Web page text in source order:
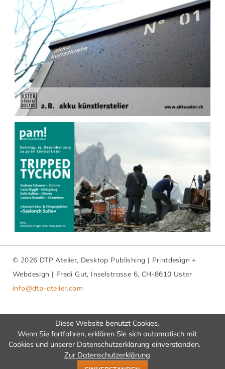
© 2026 DTP Atelier, Desktop Publishing | Printdesign +
Webdesign | Fredi Gut, Inselstrasse 6, CH-8610 Uster
info@dtp-atelier.com
Navigation
Ihre Mitteilung Suchen Sitemap -> Postkarten-Shop
Diese Website benutzt Cookies.
Wenn Sie fortfahren, erklären Sie sich automatisch mit
Cookies und unserer Datenschutzerklärung einverstanden.
Zur Datenschutzerklärung